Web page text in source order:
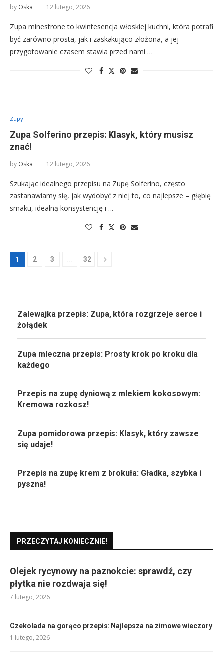
by Oska 12 lutego, 2026
Zupa minestrone to kwintesencja włoskiej kuchni, która potrafi
być zarówno prosta, jak i zaskakująco złożona, a jej
przygotowanie czasem stawia przed nami …
Zupy
Zupa Solferino przepis: Klasyk, który musisz
znać!
by Oska 12 lutego, 2026
Szukając idealnego przepisu na Zupę Solferino, często
zastanawiamy się, jak wydobyć z niej to, co najlepsze – głębię
smaku, idealną konsystencję i …
1 2 3 … 32
Zalewajka przepis: Zupa, która rozgrzeje serce i
żołądek
Zupa mleczna przepis: Prosty krok po kroku dla
każdego
Przepis na zupę dyniową z mlekiem kokosowym:
Kremowa rozkosz!
Zupa pomidorowa przepis: Klasyk, który zawsze
się udaje!
Przepis na zupę krem z brokuła: Gładka, szybka i
pyszna!
PRZECZYTAJ KONIECZNIE!
Olejek rycynowy na paznokcie: sprawdź, czy
płytka nie rozdwaja się!
7 lutego, 2026
Czekolada na gorąco przepis: Najlepsza na zimowe wieczory
1 lutego, 2026